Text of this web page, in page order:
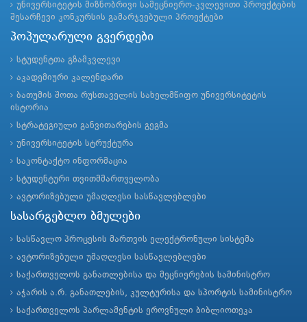
უნივერსიტეტის მიზნობრივი სამეცნიერო-კვლევითი პროექტების
შესარჩევი კონკურსის გამარჯვებული პროექტები
პოპულარული გვერდები
სტუდენტთა გზამკვლევი
აკადემიური კალენდარი
ბათუმის შოთა რუსთაველის სახელმწიფო უნივერსიტეტის
ისტორია
სტრატეგიული განვითარების გეგმა
უნივერსიტეტის სტრუქტურა
საკონტაქტო ინფორმაცია
სტუდენტური თვითმმართველობა
ავტორიზებული უმაღლესი სასწავლებლები
სასარგებლო ბმულები
სასწავლო პროცესის მართვის ელექტრონული სისტემა
ავტორიზებული უმაღლესი სასწავლებლები
საქართველოს განათლებისა და მეცნიერების სამინისტრო
აჭარის ა.რ. განათლების, კულტურისა და სპორტის სამინისტრო
საქართველოს პარლამენტის ეროვნული ბიბლიოთეკა